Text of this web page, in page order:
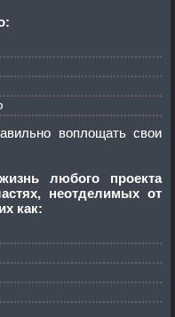
воплощать свои
как: